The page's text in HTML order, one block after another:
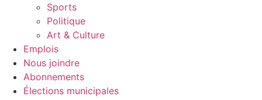
Sports
Politique
Art & Culture
Emplois
Nous joindre
Abonnements
Élections municipales